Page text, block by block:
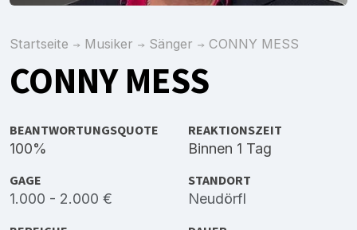
Startseite Musiker Sänger CONNY MESS
CONNY MESS
BEANTWORTUNGSQUOTE
100%
REAKTIONSZEIT
Binnen 1 Tag
GAGE
1.000 - 2.000 €
STANDORT
Neudörfl